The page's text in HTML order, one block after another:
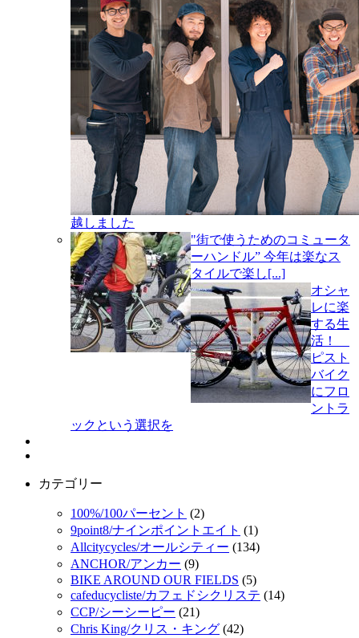
越しました
"街で使うためのコミュータ
ーハンドル” 今年は楽なス
タイルで楽し[...]
オシャ
レに楽
する生
活！
ピスト
バイク
にフロ
ントラ
ックという選択を
カテゴリー
100%/100パーセント (2)
9point8/ナインポイントエイト (1)
Allcitycycles/オールシティー (134)
ANCHOR/アンカー (9)
BIKE AROUND OUR FIELDS (5)
cafeducycliste/カフェドシクリステ (14)
CCP/シーシーピー (21)
Chris King/クリス・キング (42)